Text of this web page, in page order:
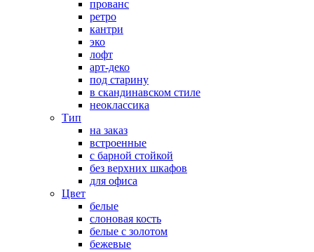
прованс
ретро
кантри
эко
лофт
арт-деко
под старину
в скандинавском стиле
неоклассика
Тип
на заказ
встроенные
с барной стойкой
без верхних шкафов
для офиса
Цвет
белые
слоновая кость
белые с золотом
бежевые